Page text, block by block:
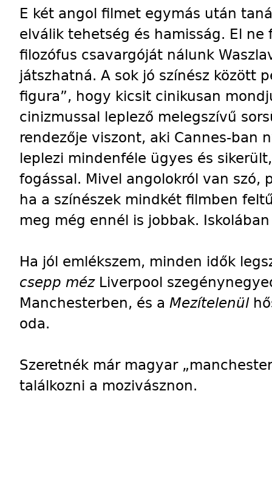
E két angol filmet egymás után
elválik tehetség és hamisság. El
filozófus csavargóját nálunk
játszhatná. A sok jó színész között
figura”, hogy kicsit cinikusan
cinizmussal leplező melegszívű
rendezője viszont, aki Cannes-ban
leplezi mindenféle ügyes és
fogással. Mivel angolokról van szó,
ha a színészek mindkét filmben
meg még ennél is jobbak.
Ha jól emlékszem, minden idők
csepp méz Liverpool
Manchesterben, és a Mezítelenül
oda.
Szeretnék már magyar
találkozni a mozivásznon.